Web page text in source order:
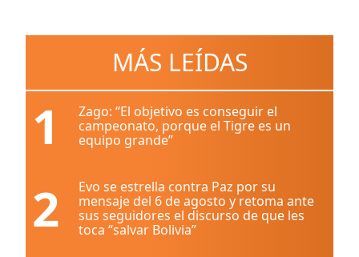
MÁS LEÍDAS
1
Zago: “El objetivo es conseguir el
campeonato, porque el Tigre es un
equipo grande”
2
Evo se estrella contra Paz por su
mensaje del 6 de agosto y retoma ante
sus seguidores el discurso de que les
toca “salvar Bolivia”